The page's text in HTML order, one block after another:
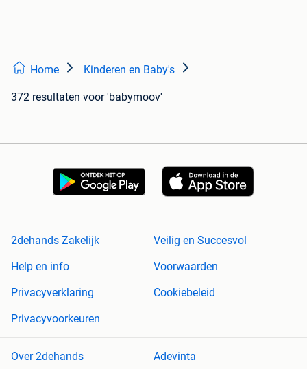
Home Kinderen en Baby's
372 resultaten voor 'babymoov'
2dehands Zakelijk
Veilig en Succesvol
Help en info
Voorwaarden
Privacyverklaring
Cookiebeleid
Privacyvoorkeuren
Over 2dehands Adevinta